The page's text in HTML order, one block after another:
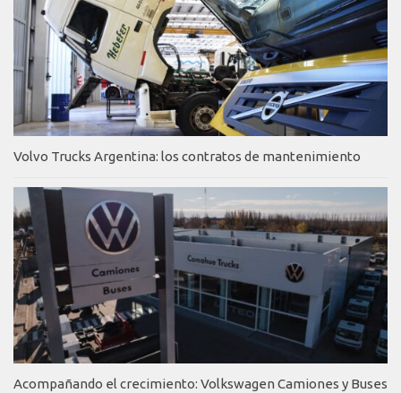
Volvo Trucks Argentina: los contratos de mantenimiento
Acompañando el crecimiento: Volkswagen Camiones y Buses